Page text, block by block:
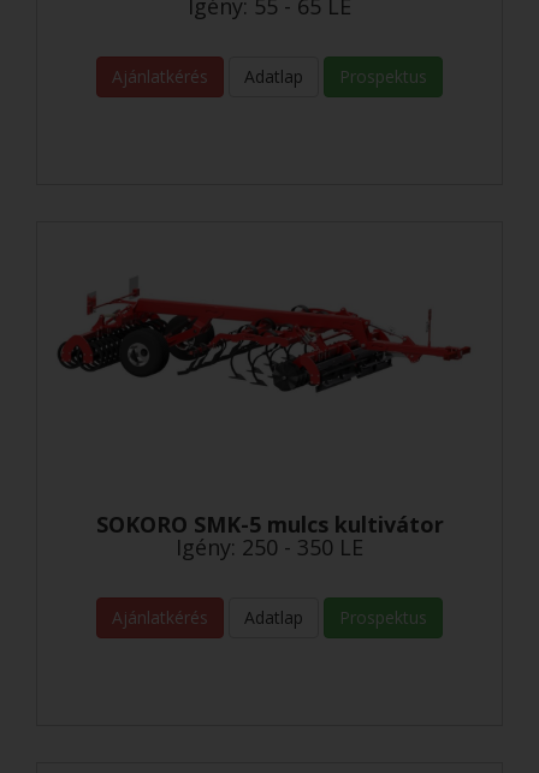
Igény: 55 - 65 LE
Ajánlatkérés Adatlap Prospektus
SOKORO SMK-5 mulcs kultivátor
Igény: 250 - 350 LE
Ajánlatkérés Adatlap Prospektus